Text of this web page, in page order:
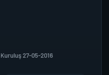
Kuruluş 27-05-2016